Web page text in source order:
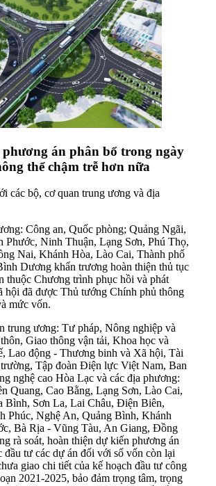
án phân bổ trong ngày
thể chậm trễ hơn nữa
các bộ, cơ quan trung ương và địa
Công an, Quốc phòng; Quảng Ngãi,
Ninh Thuận, Lạng Sơn, Phú Thọ,
Nai, Khánh Hòa, Lào Cai, Thành phố
Dương khẩn trương hoàn thiện thủ tục
thuộc Chương trình phục hồi và phát
hội đã được Thủ tướng Chính phủ thông
mức vốn.
trung ương: Tư pháp, Nông nghiệp và
Giao thông vận tải, Khoa học và
Lao động - Thương binh và Xã hội, Tài
Tập đoàn Điện lực Việt Nam, Ban
nghệ cao Hòa Lạc và các địa phương:
Quang, Cao Bằng, Lạng Sơn, Lào Cai,
Bình, Sơn La, Lai Châu, Điện Biên,
Phúc, Nghệ An, Quảng Bình, Khánh
Bà Rịa - Vũng Tàu, An Giang, Đồng
rà soát, hoàn thiện dự kiến phương án
đầu tư các dự án đối với số vốn còn lại
giao chi tiết của kế hoạch đầu tư công
2021-2025, bảo đảm trọng tâm, trọng